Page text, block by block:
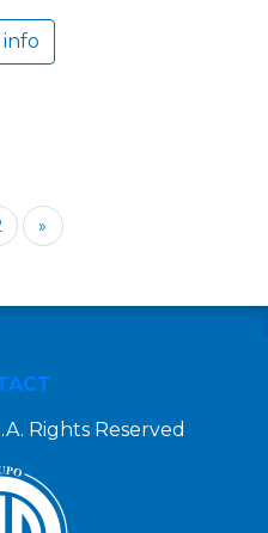
info
»
Rights Reserved